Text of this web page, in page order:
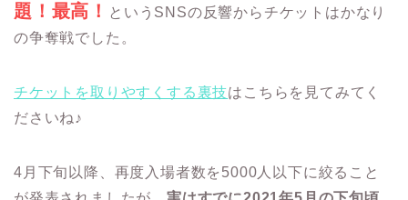
題！最高！
というSNSの反響からチケットはかなり
の争奪戦でした。
チケットを取りやすくする裏技はこちらを見てみてく
ださいね♪
4月下旬以降、再度入場者数を5000人以下に絞ること